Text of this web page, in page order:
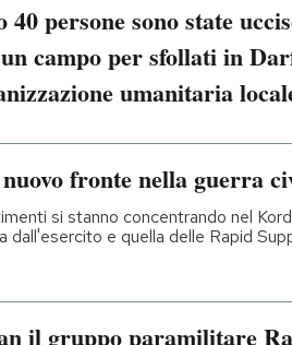
40 persone sono state
campo per sfollati in
umanitaria
nuovo fronte nella guerra
si stanno concentrando nel
dall'esercito e quella delle Rapid
il gruppo paramilitare